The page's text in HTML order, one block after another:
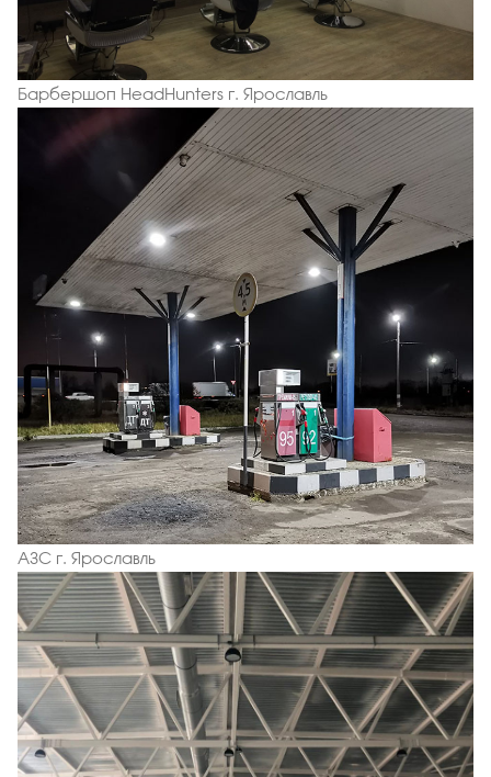
Барбершоп HeadHunters г. Ярославль
АЗС г. Ярославль